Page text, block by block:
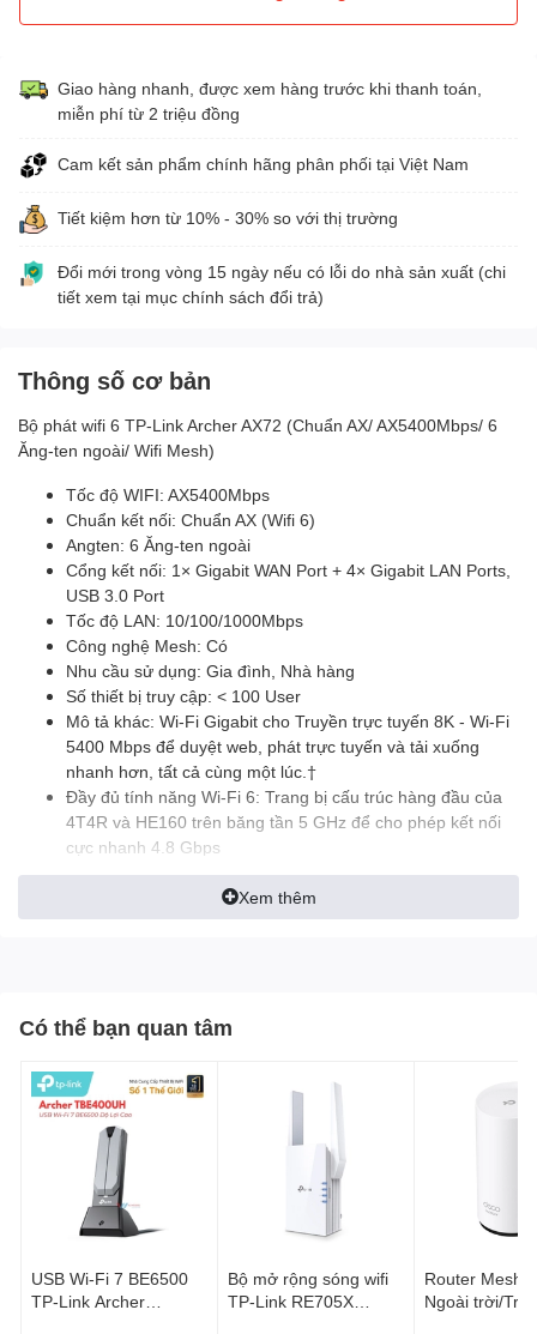
Giao hàng nhanh, được xem hàng trước khi thanh toán,
miễn phí từ 2 triệu đồng
Cam kết sản phẩm chính hãng phân phối tại Việt Nam
Tiết kiệm hơn từ 10% - 30% so với thị trường
Đổi mới trong vòng 15 ngày nếu có lỗi do nhà sản xuất (chi
tiết xem tại mục chính sách đổi trả)
Thông số cơ bản
Bộ phát wifi 6 TP-Link Archer AX72 (Chuẩn AX/ AX5400Mbps/ 6
Ăng-ten ngoài/ Wifi Mesh)
Tốc độ WIFI: AX5400Mbps
Chuẩn kết nối: Chuẩn AX (Wifi 6)
Angten: 6 Ăng-ten ngoài
Cổng kết nối: 1× Gigabit WAN Port + 4× Gigabit LAN Ports,
USB 3.0 Port
Tốc độ LAN: 10/100/1000Mbps
Công nghệ Mesh: Có
Nhu cầu sử dụng: Gia đình, Nhà hàng
Số thiết bị truy cập: < 100 User
Mô tả khác: Wi-Fi Gigabit cho Truyền trực tuyến 8K - Wi-Fi
5400 Mbps để duyệt web, phát trực tuyến và tải xuống
nhanh hơn, tất cả cùng một lúc.†
Đầy đủ tính năng Wi-Fi 6: Trang bị cấu trúc hàng đầu của
4T4R và HE160 trên băng tần 5 GHz để cho phép kết nối
cực nhanh 4.8 Gbps
Wi-Fi 6 nổi bật đầy đủ - .
Kết nối hơn 100 thiết bị§ - Hỗ trợ MU-MIMO và OFDMA để
giảm tắc nghẽn và tăng gấp bốn lần thông lượng trung
HomeShield - Các
Xem thêm
Có thể bạn quan tâm
USB Wi-Fi 7 BE6500
TP-Link Archer
Bộ mở rộng sóng wifi
TP-Link RE705X
Router Mesh
Ngoài trời/